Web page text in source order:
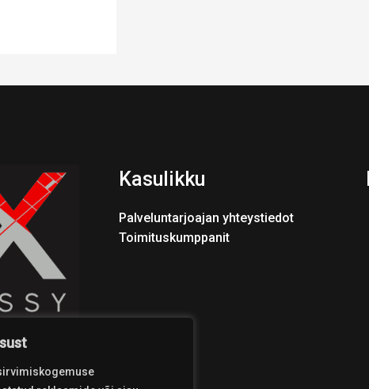
Kasulikku
Palveluntarjoajan yhteystiedot
Toimituskumppanit